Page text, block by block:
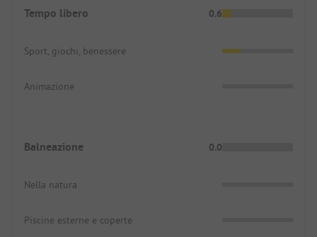
Tempo libero 0.6
Sport, giochi, benessere
Animazione
Balneazione 0.0
Nella natura
Piscine esterne e coperte